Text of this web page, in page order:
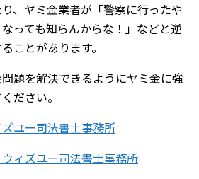
、ヤミ金業者が「警察に行ったや
っても知らんからな！」などと逆
ことがあります。
題を解決できるようにヤミ金に強
ださい。
ユー司法書士事務所
ウィズユー司法書士事務所